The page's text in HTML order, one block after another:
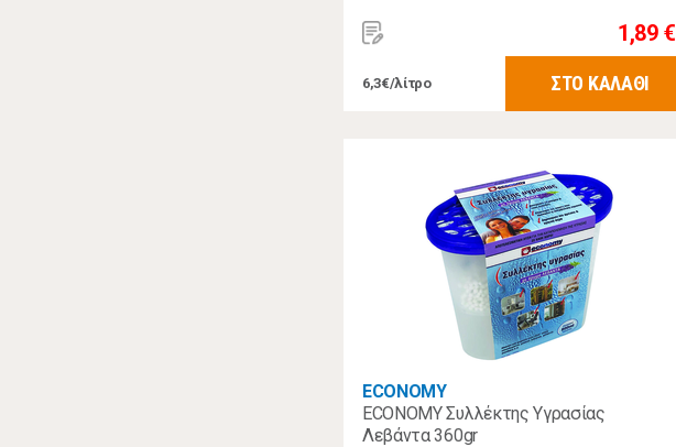
1,89 €
6,3€/λίτρο ΣΤΟ ΚΑΛΑΘΙ
ECONOMY
ECONOMY Συλλέκτης Υγρασίας
Λεβάντα 360gr